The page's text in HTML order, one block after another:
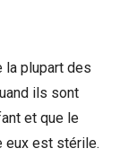
la plupart des
ils sont
et que le
eux est stérile.